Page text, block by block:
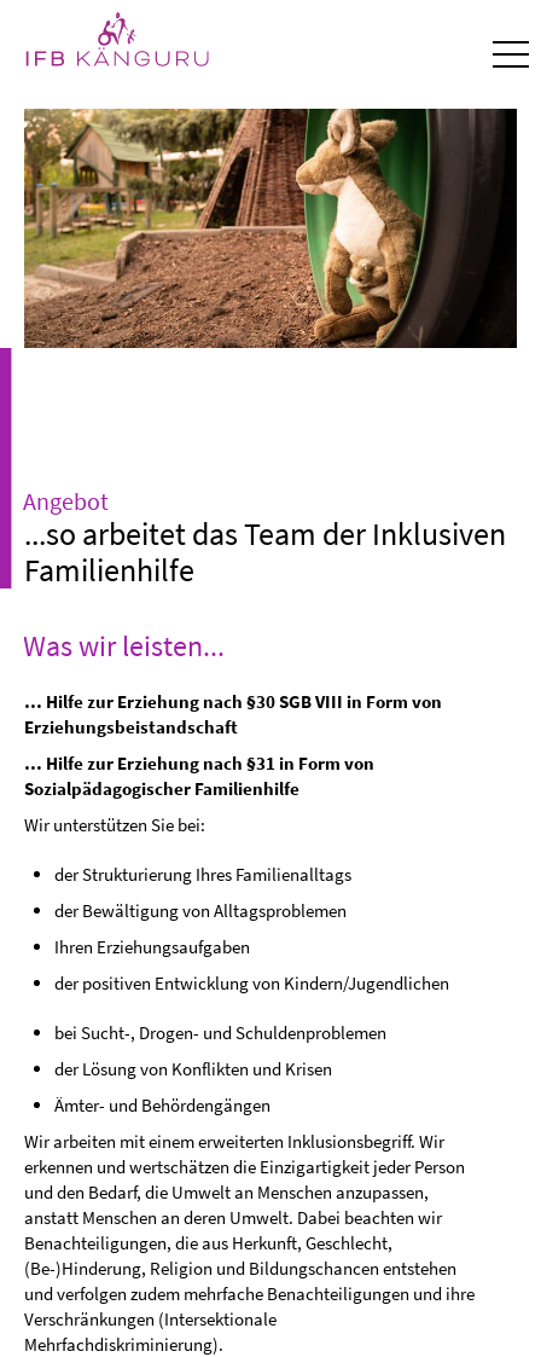
Angebot
...so arbeitet das Team der Inklusiven
Familienhilfe
Was wir leisten...
… Hilfe zur Erziehung nach §30 SGB VIII in Form von
Erziehungsbeistandschaft
… Hilfe zur Erziehung nach §31 in Form von
Sozialpädagogischer Familienhilfe
Wir unterstützen Sie bei:
der Strukturierung Ihres Familienalltags
der Bewältigung von Alltagsproblemen
Ihren Erziehungsaufgaben
der positiven Entwicklung von Kindern/Jugendlichen
bei Sucht-, Drogen- und Schuldenproblemen
der Lösung von Konflikten und Krisen
Ämter- und Behördengängen
Wir arbeiten mit einem erweiterten Inklusionsbegriff. Wir
erkennen und wertschätzen die Einzigartigkeit jeder Person
und den Bedarf, die Umwelt an Menschen anzupassen,
anstatt Menschen an deren Umwelt. Dabei beachten wir
Benachteiligungen, die aus Herkunft, Geschlecht,
(Be-)Hinderung, Religion und Bildungschancen entstehen
und verfolgen zudem mehrfache Benachteiligungen und ihre
Verschränkungen (Intersektionale
Mehrfachdiskriminierung).